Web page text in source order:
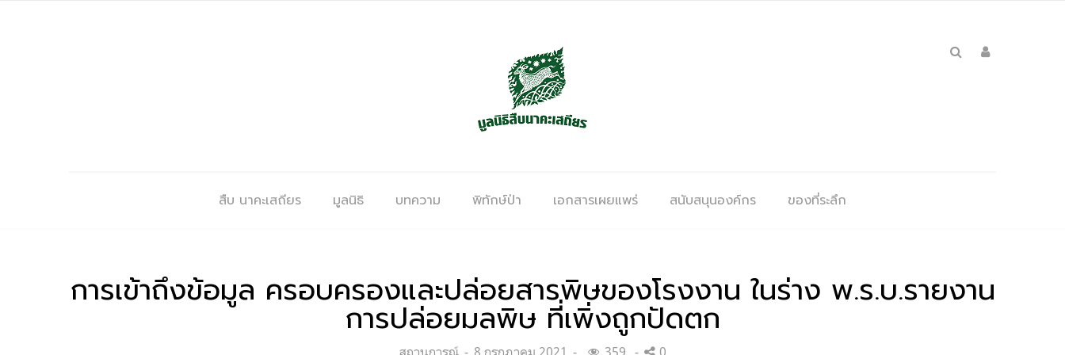
สืบ นาคะเสถียร มูลนิธิ บทความ พิทักษ์ป่า เอกสารเผยแพร่ สนับสนุนองค์กร ของที่ระลึก
การเข้าถึงข้อมูล ครอบครองและปล่อยสารพิษของโรงงาน ในร่าง พ.ร.บ.รายงาน
การปล่อยมลพิษ ที่เพิ่งถูกปัดตก
Categories:
สถานการณ์ Posted
8 กรกฎาคม 2021 359 0